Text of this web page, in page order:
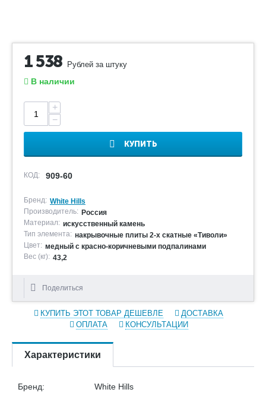
1 538 Рублей за штуку
В наличии
+
−
КУПИТЬ
КОД: 909-60
Бренд: White Hills
Производитель: Россия
Материал: искусственный камень
Тип элемента: накрывочные плиты 2-х скатные «Тиволи»
Цвет: медный с красно-коричневыми подпалинами
Вес (кг): 43,2
Поделиться
КУПИТЬ ЭТОТ ТОВАР ДЕШЕВЛЕ
ДОСТАВКА
ОПЛАТА
КОНСУЛЬТАЦИИ
Характеристики
Бренд: White Hills